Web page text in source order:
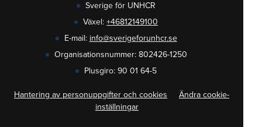
Sverige för UNHCR
Växel: +46812149100
E-mail: info@sverigeforunhcr.se
Organisationsnummer: 802426-1250
Plusgiro: 90 01 64-5
Hantering av personuppgifter och cookies
Ändra cookie-
inställningar